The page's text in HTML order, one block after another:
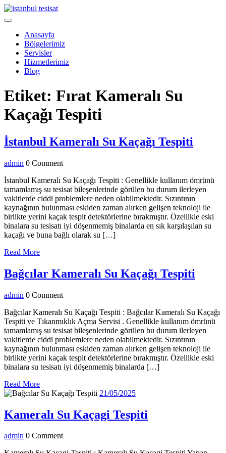
Skip
to
Open
Anasayfa
Bölgelerimiz
Servisler
Hizmetlerimiz
Blog
Menu
Etiket: Fırat Kameralı Su
Kaçağı Tespiti
İstanbul Kameralı Su Kaçağı Tespiti
admin admin
0 Comment
İstanbul Kameralı Su Kaçağı Tespiti : Genellikle kullanım ömrünü
tamamlamış su tesisat bileşenlerinde görülen bu durum ilerleyen
vakitlerde ciddi problemlere neden olabilmektedir. Sızıntının
kaynağının bulunması eskiden zaman alırken gelişen teknoloji ile
birlikte yerini kaçak tespit detektörlerine bırakmıştır. Özellikle eski
binalara su tesisatı iyi döşenmemiş binalarda en sık karşılaşılan su
kaçağı ve buna bağlı olarak su […]
Read MoreRead
Bağcılar Kameralı Su Kaçağı Tespiti
admin admin
0 Comment
Bağcılar Kameralı Su Kaçağı Tespiti : Bağcılar Kameralı Su Kaçağı
Tespiti ve Tıkanmıklık Açma Servisi . Genellikle kullanım ömrünü
tamamlamış su tesisat bileşenlerinde görülen bu durum ilerleyen
vakitlerde ciddi problemlere neden olabilmektedir. Sızıntının
kaynağının bulunması eskiden zaman alırken gelişen teknoloji ile
birlikte yerini kaçak tespit detektörlerine bırakmıştır. Özellikle eski
binalara su tesisatı iyi döşenmemiş binalarda […]
Read MoreRead
More
21/05/202521/05/2025
Kameralı Su Kaçagi Tespiti
admin admin
0 Comment